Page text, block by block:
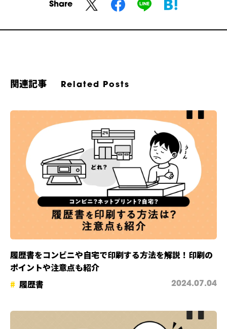
Share
関連記事 Related Posts
履歴書をコンビニや自宅で印刷する方法を解説！印刷の
ポイントや注意点も紹介
履歴書
2024.07.04